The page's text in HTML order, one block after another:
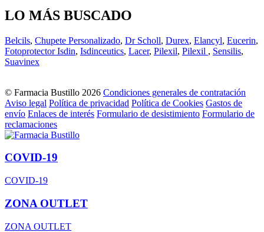
LO MÁS BUSCADO
Belcils, Chupete Personalizado, Dr Scholl, Durex, Elancyl, Eucerin,
Fotoprotector Isdin, Isdinceutics, Lacer, Pilexil, Pilexil , Sensilis,
Suavinex
© Farmacia Bustillo 2026 Condiciones generales de contratación
Aviso legal Política de privacidad Política de Cookies Gastos de
envío Enlaces de interés Formulario de desistimiento Formulario de
reclamaciones
COVID-19
COVID-19
ZONA OUTLET
ZONA OUTLET